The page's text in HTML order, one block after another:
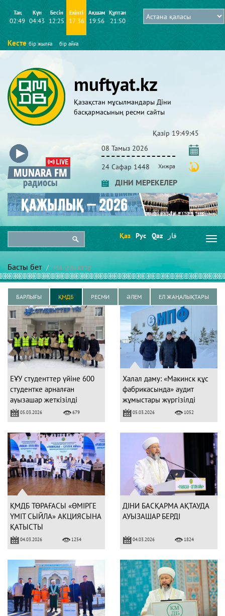
Таң
02:49
Күн
04:43
Бесін
12:25
Екінті
17:36
Ақшам
19:56
Құптан
21:50
Кесте бір жылға бір айға
muftyat.kz
Қазақстан мұсылмандары Діни
басқармасының ресми сайты
Қазір 19:49:45
08 Тамыз 2026
24 Сафар 1448 Хижра
ДІНИ МЕРЕКЕЛЕР
Қаз Рус Qaz قاز
Басты бет Жаңалықтар
БАРЛЫҒЫ ҚМДБ РЕСМИ ӘЛЕМ ЕЛ ЖАҢАЛЫҚТАРЫ
ЕҰУ студенттер үйіне 600
студентке арналған
ауызашар жеткізілді
05.03.2026 679
Халал даму: «Макинск құс
фабрикасында» аудит
жұмыстары жүргізілді
05.03.2026 1052
ҚМДБ ТӨРАҒАСЫ «ӨМІРГЕ
ҮМІТ СЫЙЛА» АКЦИЯСЫНА
ҚАТЫСТЫ
04.03.2026 1254
ДІНИ БАСҚАРМА АҚТАУДА
АУЫЗАШАР БЕРДІ
04.03.2026 1824